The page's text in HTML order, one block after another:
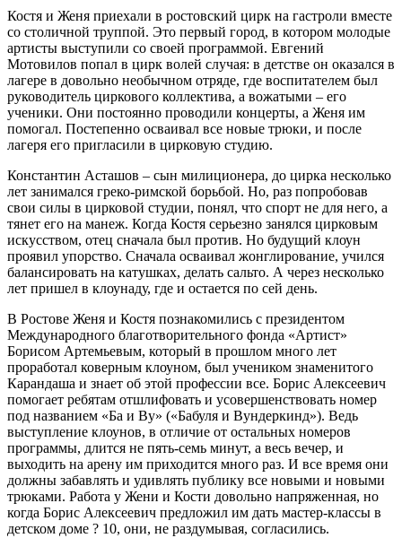
Костя и Женя приехали в ростовский цирк на гастроли вместе
со столичной труппой. Это первый город, в котором молодые
артисты выступили со своей программой. Евгений
Мотовилов попал в цирк волей случая: в детстве он оказался в
лагере в довольно необычном отряде, где воспитателем был
руководитель циркового коллектива, а вожатыми – его
ученики. Они постоянно проводили концерты, а Женя им
помогал. Постепенно осваивал все новые трюки, и после
лагеря его пригласили в цирковую студию.
Константин Асташов – сын милиционера, до цирка несколько
лет занимался греко-римской борьбой. Но, раз попробовав
свои силы в цирковой студии, понял, что спорт не для него, а
тянет его на манеж. Когда Костя серьезно занялся цирковым
искусством, отец сначала был против. Но будущий клоун
проявил упорство. Сначала осваивал жонглирование, учился
балансировать на катушках, делать сальто. А через несколько
лет пришел в клоунаду, где и остается по сей день.
В Ростове Женя и Костя познакомились с президентом
Международного благотворительного фонда «Артист»
Борисом Артемьевым, который в прошлом много лет
проработал коверным клоуном, был учеником знаменитого
Карандаша и знает об этой профессии все. Борис Алексеевич
помогает ребятам отшлифовать и усовершенствовать номер
под названием «Ба и Ву» («Бабуля и Вундеркинд»). Ведь
выступление клоунов, в отличие от остальных номеров
программы, длится не пять-семь минут, а весь вечер, и
выходить на арену им приходится много раз. И все время они
должны забавлять и удивлять публику все новыми и новыми
трюками. Работа у Жени и Кости довольно напряженная, но
когда Борис Алексеевич предложил им дать мастер-классы в
детском доме ? 10, они, не раздумывая, согласились.